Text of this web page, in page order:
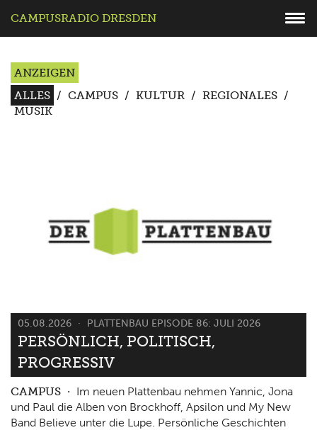
CAMPUSRADIO DRESDEN
ANZEIGEN
ALLES / CAMPUS / KULTUR / REGIONALES /
MUSIK
05.08.2026 PLATTENBAU EPISODE 86: JULI 2026
PERSÖNLICH, POLITISCH,
PROGRESSIV
CAMPUS
Im neuen Plattenbau nehmen Yannic, Jona
und Paul die Alben von Brockhoff, Apsilon und My New
Band Believe unter die Lupe. Persönliche Geschichten